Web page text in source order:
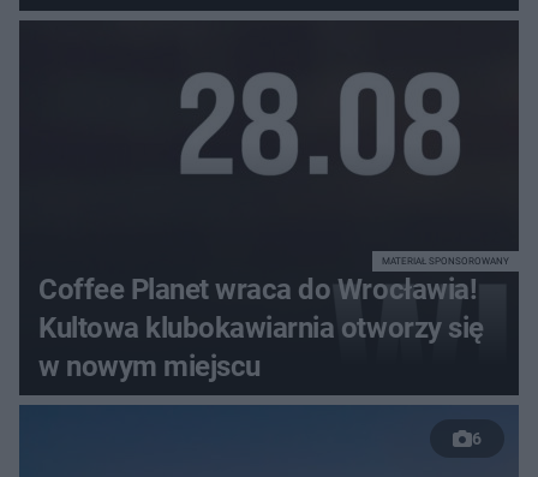
Coffee Planet wraca do Wrocławia!
Kultowa klubokawiarnia otworzy się
w nowym miejscu
MATERIAŁ SPONSOROWANY
6